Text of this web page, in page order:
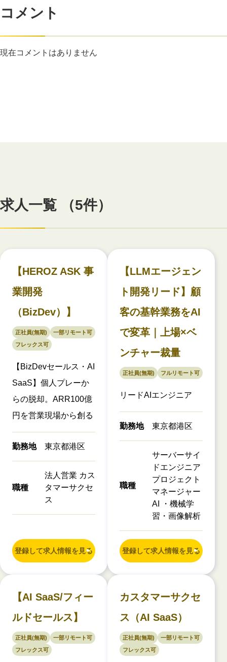
コメント
現在コメントはありません
求人一覧 （5件）
【HEROZ ASK 事
業開発
（BizDev）】
正社員(無期)
一部リモート可
フレックス可
【BizDevセールス・AI
SaaS】個人プレーか
らの脱却。ARR100億
円を営業現場から創る
勤務地 東京都港区
職種
法人営業 カス
タマーサクセ
ス
登録して求人情報を見る
【LLMエージェン
ト開発リード】顧
客の基幹業務をAI
で変革｜上場×ベ
ンチャー裁量
正社員(無期) フルリモート可
リードAIエンジニア
勤務地 東京都港区
職種
サーバーサイ
ドエンジニア
プロジェクト
マネージャー
AI ・機械学
習・画像解析
登録して求人情報を見る
【AI SaaS/フィー
ルドセールス】
正社員(無期)
一部リモート可
フレックス可
カスタマーサクセ
ス（AI SaaS）
正社員(無期)
一部リモート可
フレックス可